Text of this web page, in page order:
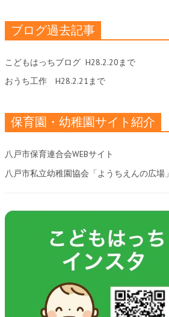
ブログ過去記事
こどもはっちブログ H28.2.20まで
おうち工作 H28.2.21まで
保育園・幼稚園サイト紹介
八戸市保育連合会WEBサイト
八戸市私立幼稚園協会「ようちえんの広場」